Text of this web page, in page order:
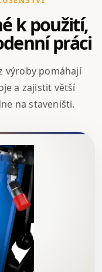
k použití,
práci
výroby pomáhají
a zajistit větší
na staveništi.